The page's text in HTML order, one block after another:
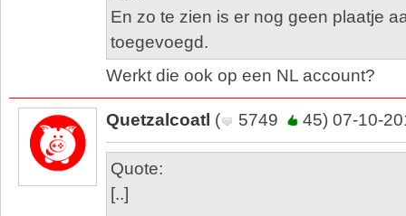
En zo te zien is er nog geen plaatje
toegevoegd.
Werkt die ook op een NL account?
Quetzalcoatl ( 5749 45) 07-10-
Quote:
[..]